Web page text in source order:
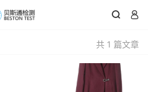
 
共 1 篇文章